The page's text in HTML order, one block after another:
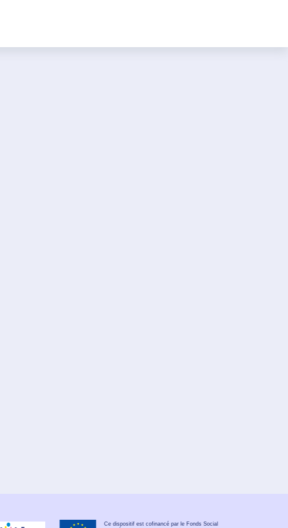
Ce dispositif est cofinancé par le Fonds Social